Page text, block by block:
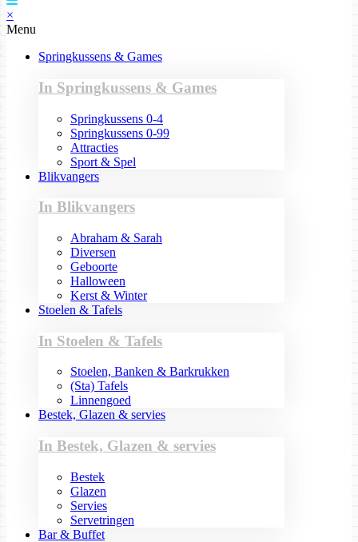
×
Menu
Springkussens & Games
In Springkussens & Games
Springkussens 0-4
Springkussens 0-99
Attracties
Sport & Spel
Blikvangers
In Blikvangers
Abraham & Sarah
Diversen
Geboorte
Halloween
Kerst & Winter
Stoelen & Tafels
In Stoelen & Tafels
Stoelen, Banken & Barkrukken
(Sta) Tafels
Linnengoed
Bestek, Glazen & servies
In Bestek, Glazen & servies
Bestek
Glazen
Servies
Servetringen
Bar & Buffet